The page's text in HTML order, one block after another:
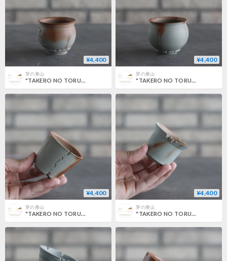
¥4,400
芽の巣山
"TAKERO NO TORUKO" (2号) no.802/151
¥4,400
芽の巣山
"TAKERO NO TORUKO" (2号) no.802/150
¥4,400
芽の巣山
"TAKERO NO TORUKO" (2号) no.802/149
¥4,400
芽の巣山
"TAKERO NO TORUKO" (2号) no.802/148